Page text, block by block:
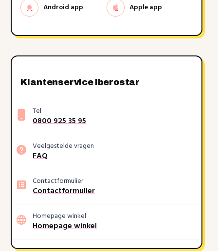
Android app Apple app
Klantenservice Iberostar
Tel
0800 925 35 95
Veelgestelde vragen
FAQ
Contactformulier
Contactformulier
Homepage winkel
Homepage winkel